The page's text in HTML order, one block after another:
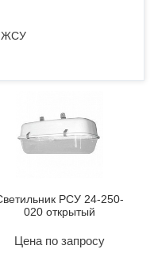
ЖСУ
РСУ 24-250-
020 открытый
Цена по запросу